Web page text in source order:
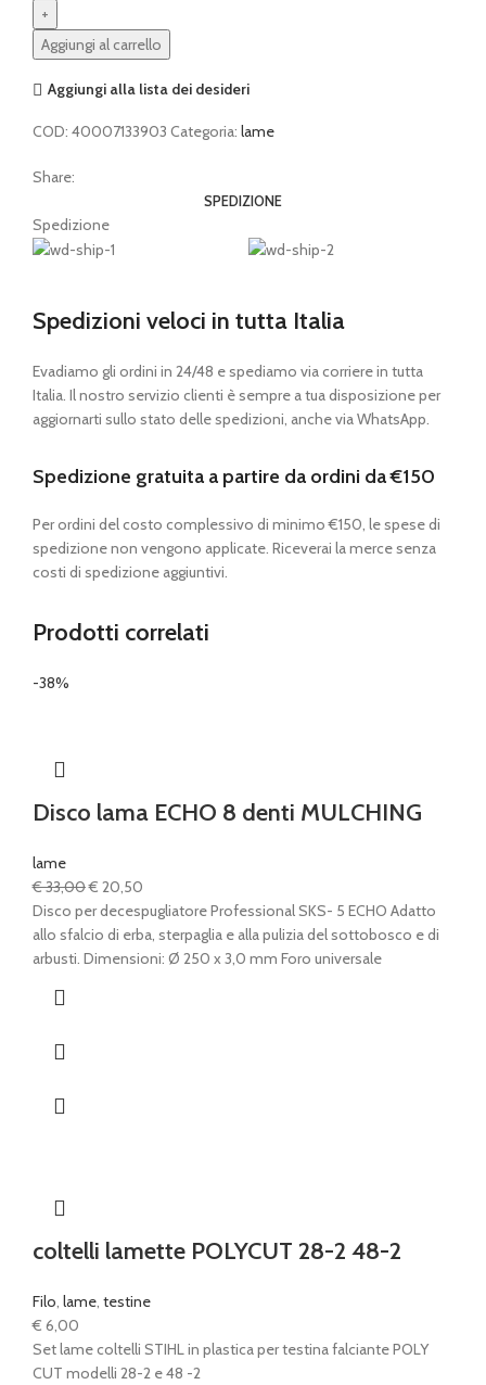
STIHL
per
decespugliatore
quantità
Aggiungi al carrello
Aggiungi alla lista dei desideri
COD: 40007133903 Categoria: lame
Share:
SPEDIZIONE
Spedizione
Spedizioni veloci in tutta Italia
Evadiamo gli ordini in 24/48 e spediamo via corriere in tutta
Italia. Il nostro servizio clienti è sempre a tua disposizione per
aggiornarti sullo stato delle spedizioni, anche via WhatsApp.
Spedizione gratuita a partire da ordini da €150
Per ordini del costo complessivo di minimo €150, le spese di
spedizione non vengono applicate. Riceverai la merce senza
costi di spedizione aggiuntivi.
Prodotti correlati
-38%
Disco lama ECHO 8 denti MULCHING
lame
€33,00Il
prezzo
originale
era:
€ 20,50
prezzo
attuale
è:
Disco per decespugliatore Professional SKS- 5 ECHO Adatto
allo sfalcio di erba, sterpaglia e alla pulizia del sottobosco e di
arbusti. Dimensioni: Ø 250 x 3,0 mm Foro universale
coltelli lamette POLYCUT 28-2 48-2
Filo, lame, testine
€ 6,00
Set lame coltelli STIHL in plastica per testina falciante POLY
CUT modelli 28-2 e 48 -2